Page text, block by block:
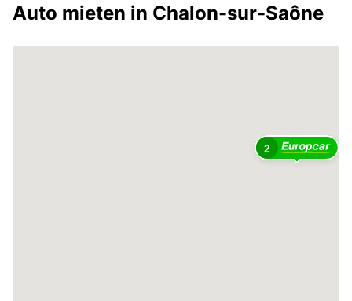
Auto mieten in Chalon-sur-Saône
2